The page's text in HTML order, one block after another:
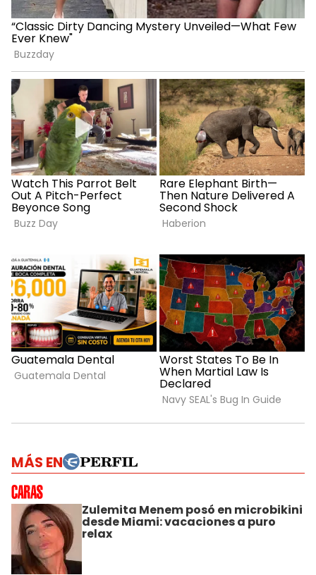
MÁS EN
Zulemita Menem posó en microbikini
desde Miami: vacaciones a puro
relax